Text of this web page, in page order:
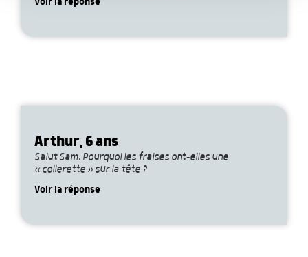
Arthur, 6 ans
Salut Sam. Pourquoi les fraises ont-elles une
« collerette » sur la tête ?
Voir la réponse